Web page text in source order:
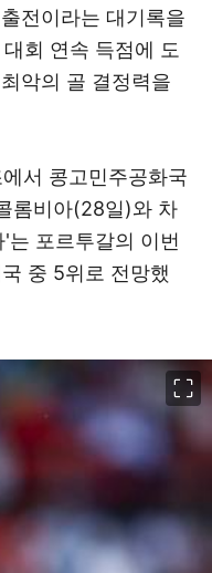
전이라는 대기록을
회 연속 득점에 도
악의 골 결정력을
서 콩고민주공화국
롬비아(28일)와 차
는 포르투갈의 이번
중 5위로 전망했